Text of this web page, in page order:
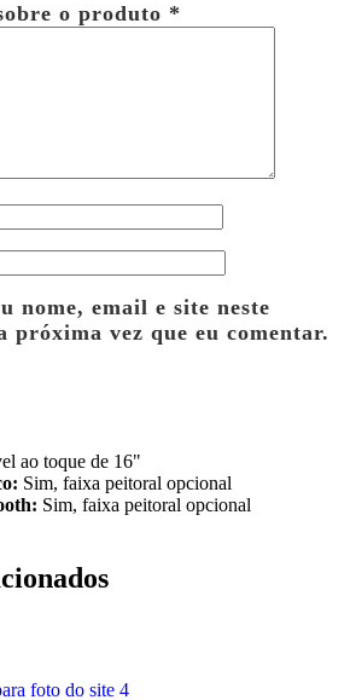
o produto *
nome, email e site neste
próxima vez que eu comentar.
ao toque de 16"
Sim, faixa peitoral opcional
Sim, faixa peitoral opcional